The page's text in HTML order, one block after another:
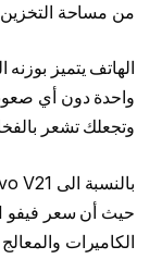
من مساحة التخزين ليصبح
الهاتف يتميز
واحدة دون أي
وتجعلك تشعر
الكاميرات